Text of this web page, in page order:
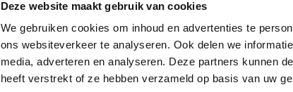
Nu tijdelijk 10%
Vraag snel een
Deze website maakt gebruik van cookies
We gebruiken cookies om inhoud en advertenties te
ons websiteverkeer te analyseren. Ook delen we
media, adverteren en analyseren. Deze partners kunnen
heeft verstrekt of ze hebben verzameld op basis van uw
Ervaringen
9.8 / 10 op